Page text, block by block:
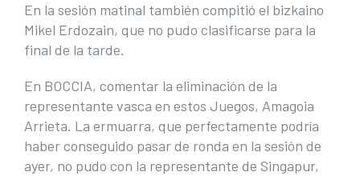
En la sesión matinal también compitió el bizkaino
Mikel Erdozain, que no pudo clasificarse para la
final de la tarde.
En BOCCIA, comentar la eliminación de la
representante vasca en estos Juegos, Amagoia
Arrieta. La ermuarra, que perfectamente podría
haber conseguido pasar de ronda en la sesión de
ayer, no pudo con la representante de Singapur,